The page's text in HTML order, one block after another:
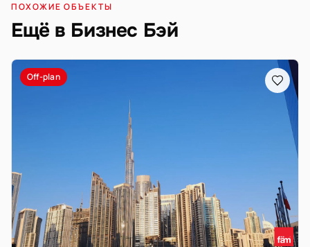
ПОХОЖИЕ ОБЪЕКТЫ
Ещё в Бизнес Бэй
Off-plan